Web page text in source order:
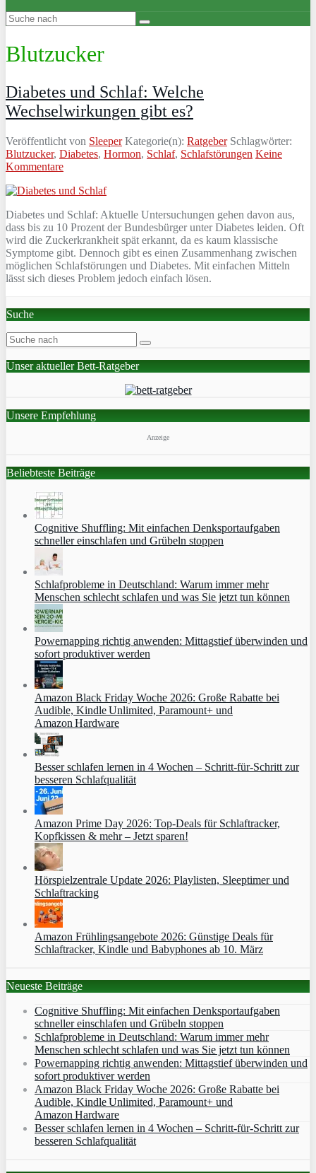
Blutzucker
Diabetes und Schlaf: Welche
Wechselwirkungen gibt es?
Veröffentlicht von Sleeper Kategorie(n): RatgeberSchlagwörter:
Blutzucker, Diabetes, Hormon, Schlaf, Schlafstörungen Keine
Kommentare
Diabetes und Schlaf: Aktuelle Untersuchungen gehen davon aus,
dass bis zu 10 Prozent der Bundesbürger unter Diabetes leiden. Oft
wird die Zuckerkrankheit spät erkannt, da es kaum klassische
Symptome gibt. Dennoch gibt es einen Zusammenhang zwischen
möglichen Schlafstörungen und Diabetes. Mit einfachen Mitteln
lässt sich dieses Problem jedoch einfach lösen.
Suche
Unser aktueller Bett-Ratgeber
Unsere Empfehlung
Anzeige
Beliebteste Beiträge
Cognitive Shuffling: Mit einfachen Denksportaufgaben
schneller einschlafen und Grübeln stoppen
Schlafprobleme in Deutschland: Warum immer mehr
Menschen schlecht schlafen und was Sie jetzt tun können
Powernapping richtig anwenden: Mittagstief überwinden und
sofort produktiver werden
Amazon Black Friday Woche 2026: Große Rabatte bei
Audible, Kindle Unlimited, Paramount+ und
Amazon Hardware
Besser schlafen lernen in 4 Wochen – Schritt‑für‑Schritt zur
besseren Schlafqualität
Amazon Prime Day 2026: Top-Deals für Schlaftracker,
Kopfkissen & mehr – Jetzt sparen!
Hörspielzentrale Update 2026: Playlisten, Sleeptimer und
Schlaftracking
Amazon Frühlingsangebote 2026: Günstige Deals für
Schlaftracker, Kindle und Babyphones ab 10. März
Neueste Beiträge
Cognitive Shuffling: Mit einfachen Denksportaufgaben
schneller einschlafen und Grübeln stoppen
Schlafprobleme in Deutschland: Warum immer mehr
Menschen schlecht schlafen und was Sie jetzt tun können
Powernapping richtig anwenden: Mittagstief überwinden und
sofort produktiver werden
Amazon Black Friday Woche 2026: Große Rabatte bei
Audible, Kindle Unlimited, Paramount+ und
Amazon Hardware
Besser schlafen lernen in 4 Wochen – Schritt‑für‑Schritt zur
besseren Schlafqualität